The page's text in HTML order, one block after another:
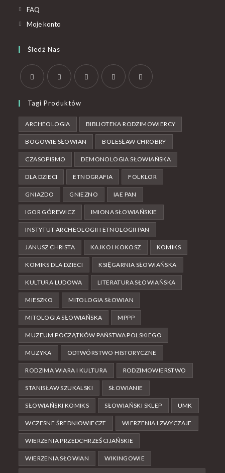
FAQ
Moje konto
Śledź Nas
Tagi Produktów
ARCHEOLOGIA BIBLIOTEKA RODZIMOWIERCY
BOGOWIE SŁOWIAN BOLESŁAW CHROBRY
CZASOPISMO DEMONOLOGIA SŁOWIAŃSKA
DLA DZIECI ETNOGRAFIA FOLKLOR
GNIAZDO GNIEZNO IAE PAN
IGOR GÓREWICZ IMIONA SŁOWIAŃSKIE
INSTYTUT ARCHEOLOGII I ETNOLOGII PAN
JANUSZ CHRISTA KAJKO I KOKOSZ KOMIKS
KOMIKS DLA DZIECI KSIĘGARNIA SŁOWIAŃSKA
KULTURA LUDOWA LITERATURA SŁOWIAŃSKA
MIESZKO MITOLOGIA SŁOWIAN
MITOLOGIA SŁOWIAŃSKA MPPP
MUZEUM POCZĄTKÓW PAŃSTWA POLSKIEGO
MUZYKA ODTWÓRSTWO HISTORYCZNE
RODZIMA WIARA I KULTURA RODZIMOWIERSTWO
STANISŁAW SZUKALSKI SŁOWIANIE
SŁOWIAŃSKI KOMIKS SŁOWIAŃSKI SKLEP UMK
WCZESNE ŚREDNIOWIECZE WIERZENIA I ZWYCZAJE
WIERZENIA PRZEDCHRZEŚCIJAŃSKIE
WIERZENIA SŁOWIAN WIKINGOWIE